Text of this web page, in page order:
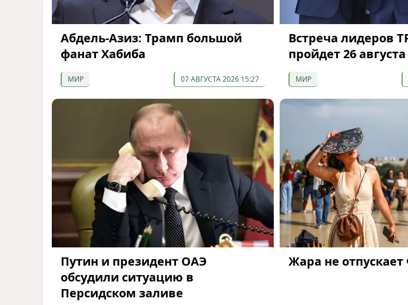
Абдель-Азиз: Трамп большой
фанат Хабиба
МИР 07 АВГУСТА 2026 15:27
Встреча лидеров
пройдет 26 августа
МИР
Путин и президент ОАЭ
обсудили ситуацию в
Персидском заливе
Жара не